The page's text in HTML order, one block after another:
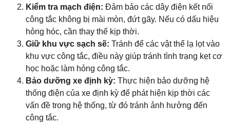
Kiểm tra mạch điện: Đảm bảo các dây điện kết nối
công tắc không bị mài mòn, đứt gãy. Nếu có dấu hiệu
hỏng hóc, cần thay thế kịp thời.
Giữ khu vực sạch sẽ: Tránh để các vật thể lạ lọt vào
khu vực công tắc, điều này giúp tránh tình trạng kẹt cơ
học hoặc làm hỏng công tắc.
Bảo dưỡng xe định kỳ: Thực hiện bảo dưỡng hệ
thống điện của xe định kỳ để phát hiện kịp thời các
vấn đề trong hệ thống, từ đó tránh ảnh hưởng đến
công tắc.